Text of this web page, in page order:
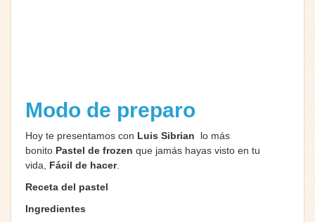
Modo de preparo
Hoy te presentamos con Luis Sibrian
lo más
bonito Pastel de frozen que jamás hayas visto en tu
vida, Fácil de hacer.
Receta del pastel
Ingredientes